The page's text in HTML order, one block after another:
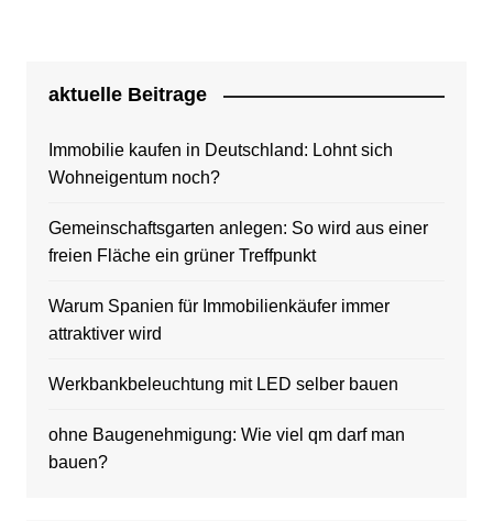
aktuelle Beitrage
Immobilie kaufen in Deutschland: Lohnt sich
Wohneigentum noch?
Gemeinschaftsgarten anlegen: So wird aus einer
freien Fläche ein grüner Treffpunkt
Warum Spanien für Immobilienkäufer immer
attraktiver wird
Werkbankbeleuchtung mit LED selber bauen
ohne Baugenehmigung: Wie viel qm darf man
bauen?